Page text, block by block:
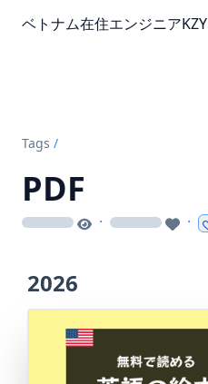
ベトナム在住エンジニアKZY
Tags /
PDF
loading · loading ·
2026